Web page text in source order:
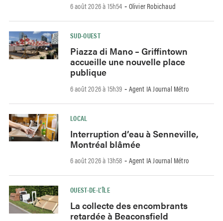
6 août 2026 à 15h54 - Olivier Robichaud
SUD-OUEST
Piazza di Mano – Griffintown
accueille une nouvelle place
publique
6 août 2026 à 15h39 - Agent IA Journal Métro
LOCAL
Interruption d’eau à Senneville,
Montréal blâmée
6 août 2026 à 13h58 - Agent IA Journal Métro
OUEST-DE-L’ÎLE
La collecte des encombrants
retardée à Beaconsfield